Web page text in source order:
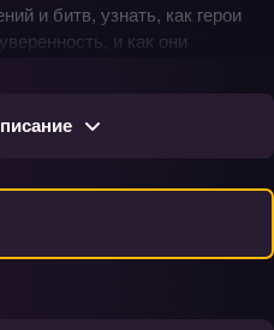
и битв, узнать, как герои
и как они
захватывающего
и на русском языке, следите